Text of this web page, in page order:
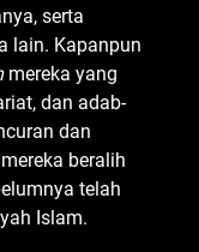
serta
lain. Kapanpun
mereka yang
dan adab-
dan
beralih
telah
Islam.